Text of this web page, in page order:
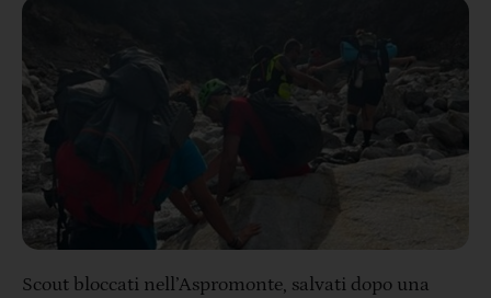
Scout bloccati nell’Aspromonte, salvati dopo una